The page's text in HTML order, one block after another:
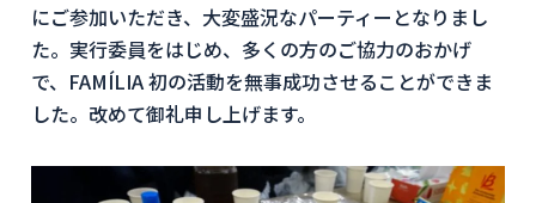
にご参加いただき、大変盛況なパーティーとなりまし
た。実行委員をはじめ、多くの方のご協力のおかげ
で、FAMÍLIA 初の活動を無事成功させることができま
した。改めて御礼申し上げます。